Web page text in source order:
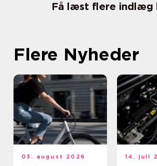
Få læst flere indlæg
Flere Nyheder
03. august 2026 14. juli